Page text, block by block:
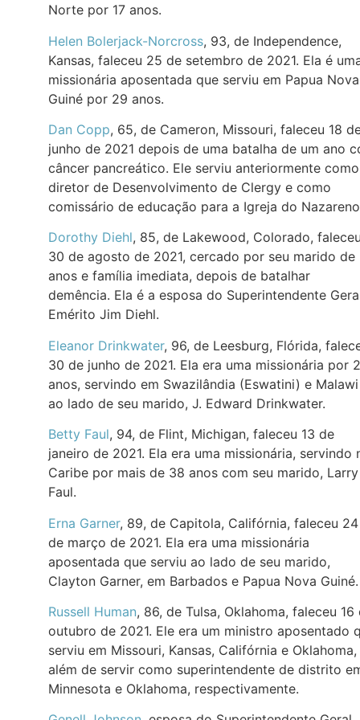
Norte por 17 anos.
Helen Bolerjack-Norcross, 93, de Independence,
Kansas, faleceu 25 de setembro de 2021. Ela é
missionária aposentada que serviu em Papua Nova
Guiné por 29 anos.
Dan Copp, 65, de Cameron, Missouri, faleceu 18
junho de 2021 depois de uma batalha de um ano
câncer pancreático. Ele serviu anteriormente como
diretor de Desenvolvimento de Clergy e como
comissário de educação para a Igreja do
Dorothy Diehl, 85, de Lakewood, Colorado,
30 de agosto de 2021, cercado por seu marido de
anos e família imediata, depois de batalhar
demência. Ela é a esposa do Superintendente
Emérito Jim Diehl.
Eleanor Drinkwater, 96, de Leesburg, Flórida,
30 de junho de 2021. Ela era uma missionária por
anos, servindo em Swazilândia (Eswatini) e Malawi
ao lado de seu marido, J. Edward Drinkwater.
Betty Faul, 94, de Flint, Michigan, faleceu 13 de
janeiro de 2021. Ela era uma missionária, servindo
Caribe por mais de 38 anos com seu marido, Larry
Faul.
Erna Garner, 89, de Capitola, Califórnia, faleceu 24
de março de 2021. Ela era uma missionária
aposentada que serviu ao lado de seu marido,
Clayton Garner, em Barbados e Papua Nova Guiné.
Russell Human, 86, de Tulsa, Oklahoma, faleceu 16
outubro de 2021. Ele era um ministro aposentado
serviu em Missouri, Kansas, Califórnia e Oklahoma,
além de servir como superintendente de distrito
Minnesota e Oklahoma, respectivamente.